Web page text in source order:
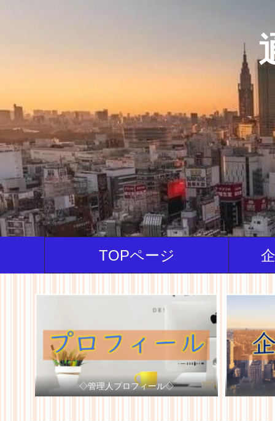
TOPページ
◇管理人プロフィール◇